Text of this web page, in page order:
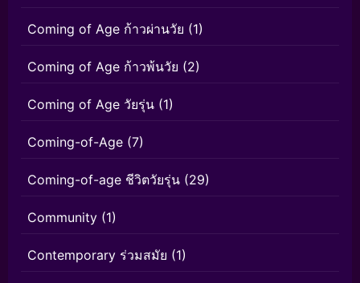
Coming of Age ก้าวผ่านวัย (1)
Coming of Age ก้าวพ้นวัย (2)
Coming of Age วัยรุ่น (1)
Coming-of-Age (7)
Coming-of-age ชีวิตวัยรุ่น (29)
Community (1)
Contemporary ร่วมสมัย (1)